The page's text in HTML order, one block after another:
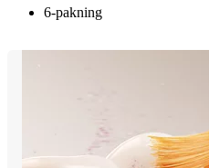
6-pakning